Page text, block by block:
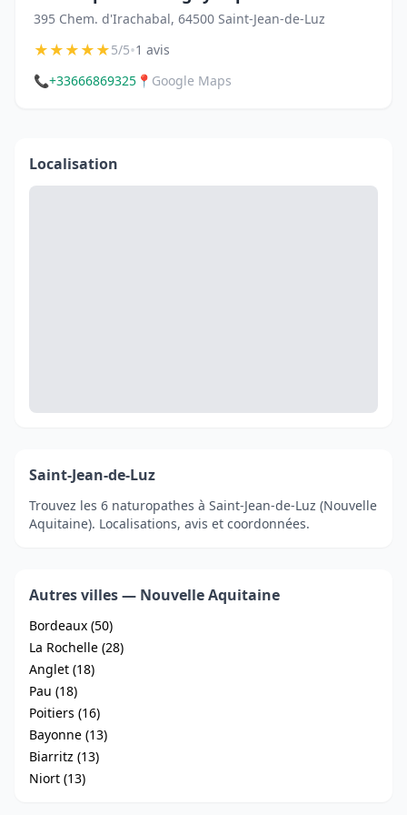
395 Chem. d'Irachabal, 64500 Saint-Jean-de-Luz
★★★★★5/5•1 avis
📞+33666869325 📍 Google Maps
Localisation
Saint-Jean-de-Luz
Trouvez les 6 naturopathes à Saint-Jean-de-Luz (Nouvelle
Aquitaine). Localisations, avis et coordonnées.
Autres villes — Nouvelle Aquitaine
Bordeaux (50)
La Rochelle (28)
Anglet (18)
Pau (18)
Poitiers (16)
Bayonne (13)
Biarritz (13)
Niort (13)